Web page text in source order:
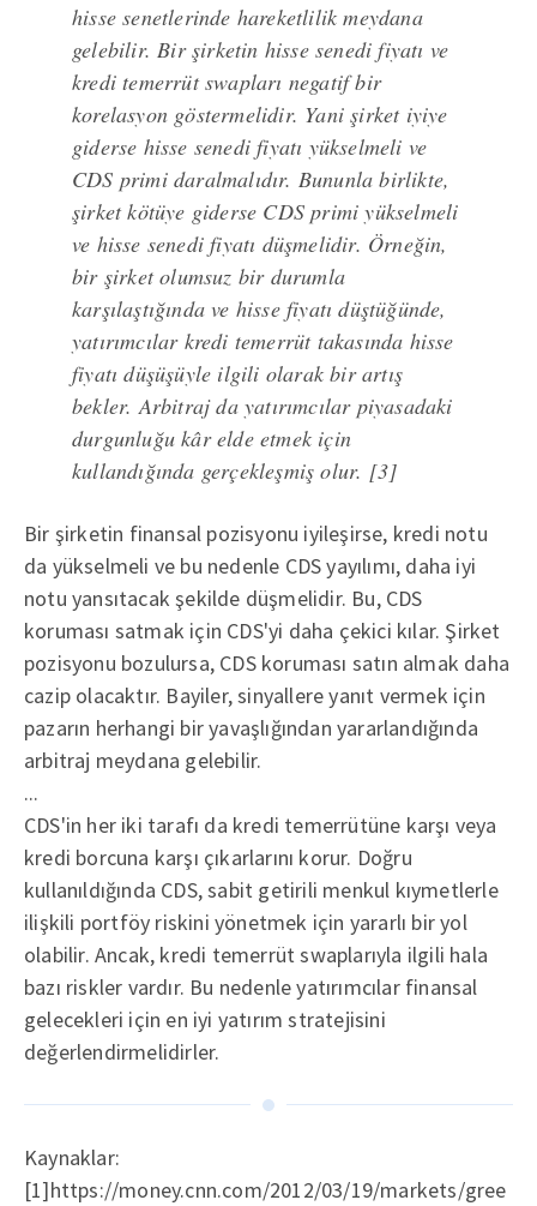
hisse senetlerinde hareketlilik meydana
gelebilir. Bir şirketin hisse senedi fiyatı ve
kredi temerrüt swapları negatif bir
korelasyon göstermelidir. Yani şirket iyiye
giderse hisse senedi fiyatı yükselmeli ve
CDS primi daralmalıdır. Bununla birlikte,
şirket kötüye giderse CDS primi yükselmeli
ve hisse senedi fiyatı düşmelidir. Örneğin,
bir şirket olumsuz bir durumla
karşılaştığında ve hisse fiyatı düştüğünde,
yatırımcılar kredi temerrüt takasında hisse
fiyatı düşüşüyle ilgili olarak bir artış
bekler. Arbitraj da yatırımcılar piyasadaki
durgunluğu kâr elde etmek için
kullandığında gerçekleşmiş olur. [3]
Bir şirketin finansal pozisyonu iyileşirse, kredi notu
da yükselmeli ve bu nedenle CDS yayılımı, daha iyi
notu yansıtacak şekilde düşmelidir. Bu, CDS
koruması satmak için CDS'yi daha çekici kılar. Şirket
pozisyonu bozulursa, CDS koruması satın almak daha
cazip olacaktır. Bayiler, sinyallere yanıt vermek için
pazarın herhangi bir yavaşlığından yararlandığında
arbitraj meydana gelebilir.
...
CDS'in her iki tarafı da kredi temerrütüne karşı veya
kredi borcuna karşı çıkarlarını korur. Doğru
kullanıldığında CDS, sabit getirili menkul kıymetlerle
ilişkili portföy riskini yönetmek için yararlı bir yol
olabilir. Ancak, kredi temerrüt swaplarıyla ilgili hala
bazı riskler vardır. Bu nedenle yatırımcılar finansal
gelecekleri için en iyi yatırım stratejisini
değerlendirmelidirler.
Kaynaklar:
[1]https://money.cnn.com/2012/03/19/markets/gree